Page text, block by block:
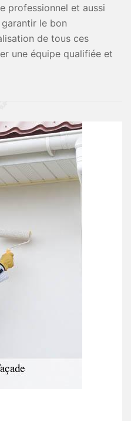
professionnel et aussi
le bon
de tous ces
une équipe qualifiée et